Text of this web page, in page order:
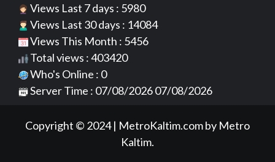
Views Last 7 days : 5980
Views Last 30 days : 14084
Views This Month : 5456
Total views : 403420
Who's Online : 0
Server Time : 07/08/2026 07/08/2026
Copyright © 2024| MetroKaltim.comby Metro
Kaltim.